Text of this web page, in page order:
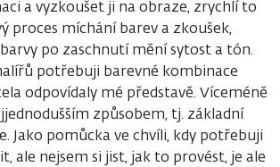
a vyzkoušet ji na obraze, zrychlí to
proces míchání barev a zkoušek,
po zaschnutí mění sytost a tón.
potřebuji barevné kombinace
odpovídaly mé představě. Víceméně
způsobem, tj. základní
Jako pomůcka ve chvíli, kdy potřebuji
ale nejsem si jist, jak to provést, je ale